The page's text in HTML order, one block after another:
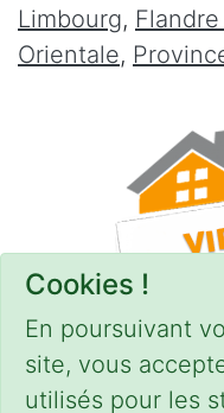
Cookies !
En poursuivant
site, vous
utilisés pour les
Limbourg,
Orientale,